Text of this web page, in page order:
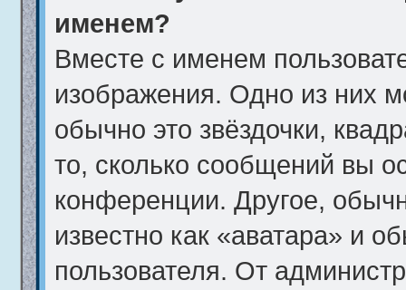
именем?
Вместе с именем
изображения. Одно из них
обычно это звёздочки,
то, сколько сообщений вы
конференции. Другое,
известно как «аватара» и
пользователя. От